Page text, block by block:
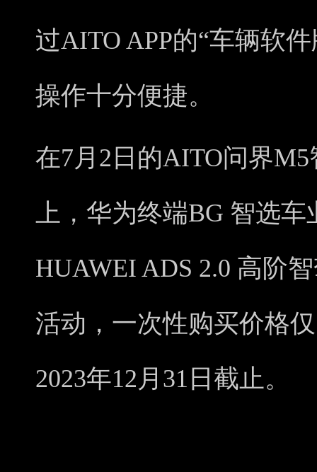
过AITO APP的“车辆软
操作十分便捷。
在7月2日的AITO问界
上，华为终端BG 智选
HUAWEI ADS 2.0 高阶
活动，一次性购买价格
2023年12月31日截止。